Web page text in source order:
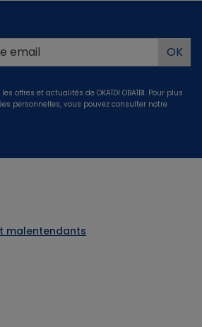
offres et actualités de OKAÏDI OBAÏBI. Pour plus
personnelles, vous pouvez consulter notre
malentendants